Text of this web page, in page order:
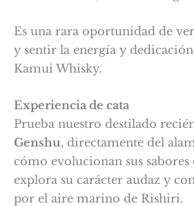
Es una rara oportunidad de ver
y sentir la energía y
Kamui Whisky.
Experiencia de cata
Prueba nuestro destilado
Genshu, directamente del
cómo evolucionan sus
explora su carácter audaz y
por el aire marino de Rishiri.